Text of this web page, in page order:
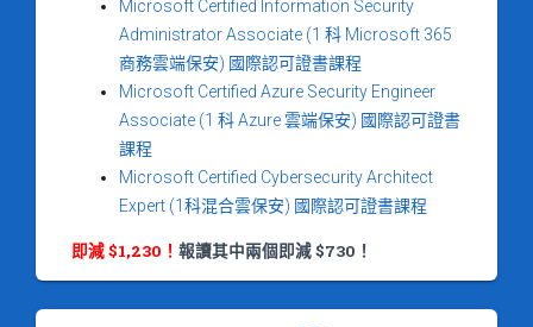
Microsoft Certified Information Security
Administrator Associate (1 科 Microsoft 365
商務雲端保安) 國際認可證書課程
Microsoft Certified Azure Security Engineer
Associate (1 科 Azure 雲端保安) 國際認可證書
課程
Microsoft Certified Cybersecurity Architect
Expert (1科混合雲保安) 國際認可證書課程
即減 $1,230！ 報讀其中兩個即減 $730！